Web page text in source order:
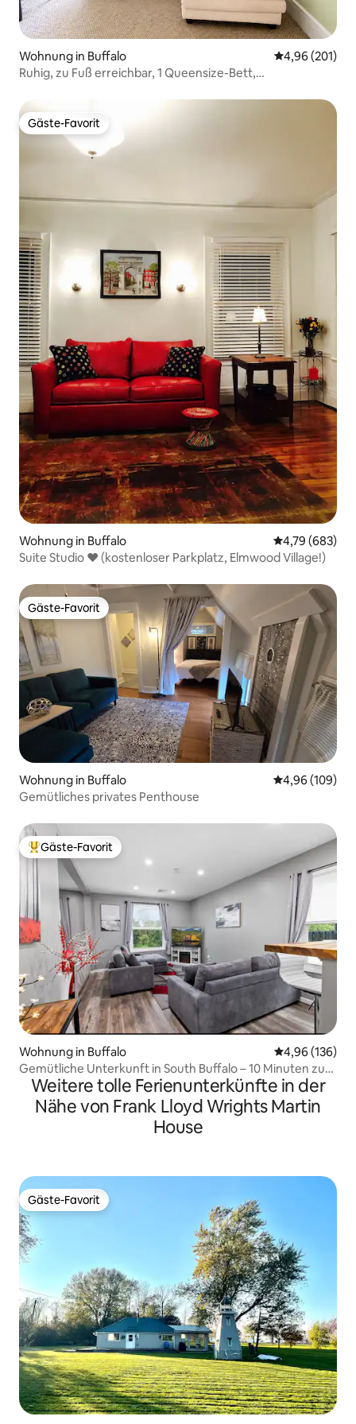
Wohnung in Buffalo
4,96 (201)
Ruhig, zu Fuß erreichbar, 1 Queensize-Bett,
Gäste-Favorit
Gäste-Favorit
Wohnung in Buffalo
4,79 (683)
Suite Studio ❤️️ (kostenloser Parkplatz, Elmwood Village!)
Gäste-Favorit
Gäste-Favorit
Wohnung in Buffalo
4,96 (109)
Gemütliches privates Penthouse
Beliebter Gäste-Favorit.
Gäste-Favorit
Wohnung in Buffalo
4,96 (136)
Gemütliche Unterkunft in South Buffalo – 10 Minuten zum
Bills Stadium
Weitere tolle Ferienunterkünfte in der
Nähe von Frank Lloyd Wrights Martin
House
Gäste-Favorit
Gäste-Favorit